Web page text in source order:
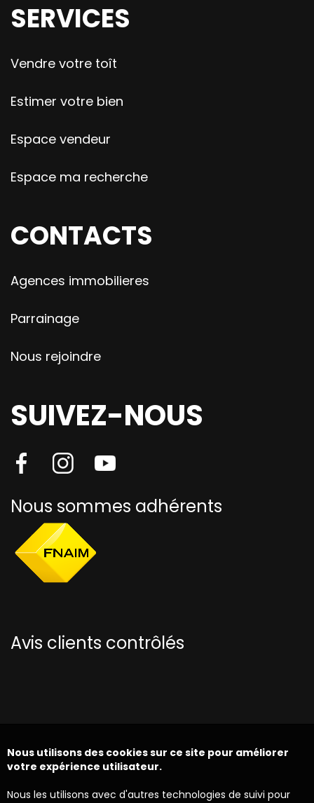
SERVICES
Vendre votre toît
Estimer votre bien
Espace vendeur
Espace ma recherche
CONTACTS
Agences immobilieres
Parrainage
Nous rejoindre
SUIVEZ-NOUS
Nous sommes adhérents
Avis clients contrôlés
Nous utilisons des cookies sur ce site pour améliorer
votre expérience utilisateur.
Nous les utilisons avec d'autres technologies de suivi pour